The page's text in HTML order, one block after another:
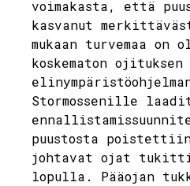
voimakasta, että
kasvanut
mukaan turvemaa
koskematon
Stormossenille
puustosta
johtavat ojat
lopulla. Pääojan